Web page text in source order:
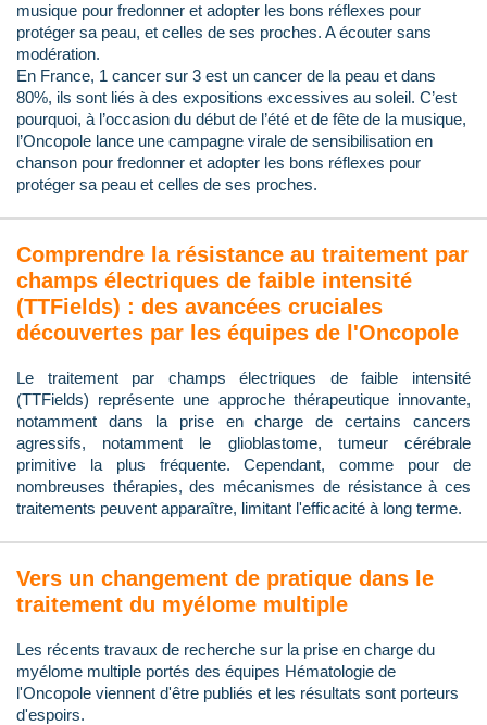
musique pour fredonner et adopter les bons réflexes pour
protéger sa peau, et celles de ses proches. A écouter sans
modération.
En France, 1 cancer sur 3 est un cancer de la peau et dans
80%, ils sont liés à des expositions excessives au soleil. C’est
pourquoi, à l’occasion du début de l’été et de fête de la musique,
l’Oncopole lance une campagne virale de sensibilisation en
chanson pour fredonner et adopter les bons réflexes pour
protéger sa peau et celles de ses proches.
Comprendre la résistance au traitement par
champs électriques de faible intensité
(TTFields) : des avancées cruciales
découvertes par les équipes de l'Oncopole
Le traitement par champs électriques de faible intensité
(TTFields) représente une approche thérapeutique innovante,
notamment dans la prise en charge de certains cancers
agressifs, notamment le glioblastome, tumeur cérébrale
primitive la plus fréquente. Cependant, comme pour de
nombreuses thérapies, des mécanismes de résistance à ces
traitements peuvent apparaître, limitant l'efficacité à long terme.
Vers un changement de pratique dans le
traitement du myélome multiple
Les récents travaux de recherche sur la prise en charge du
myélome multiple portés des équipes Hématologie de
l'Oncopole viennent d'être publiés et les résultats sont porteurs
d'espoirs.